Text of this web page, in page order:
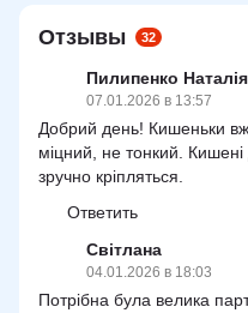
Отзывы 32
Пилипенко Наталія
07.01.2026 в 13:57
Добрий день! Кишеньки
міцний, не тонкий.
зручно кріпляться.
Ответить
Світлана
04.01.2026 в 18:03
Потрібна була велика